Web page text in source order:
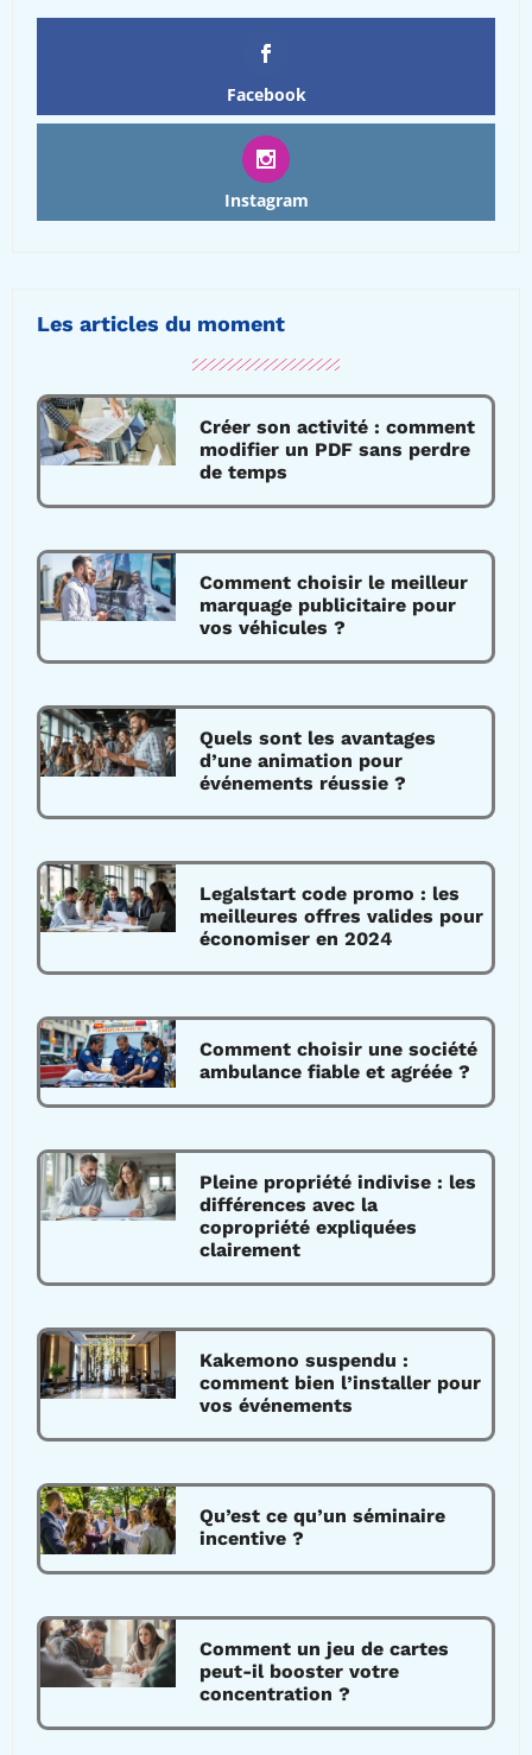
Facebook
Instagram
Les articles du moment
Créer son activité : comment
modifier un PDF sans perdre
de temps
Comment choisir le meilleur
marquage publicitaire pour
vos véhicules ?
Quels sont les avantages
d’une animation pour
événements réussie ?
Legalstart code promo : les
meilleures offres valides pour
économiser en 2024
Comment choisir une société
ambulance fiable et agréée ?
Pleine propriété indivise : les
différences avec la
copropriété expliquées
clairement
Kakemono suspendu :
comment bien l’installer pour
vos événements
Qu’est ce qu’un séminaire
incentive ?
Comment un jeu de cartes
peut-il booster votre
concentration ?